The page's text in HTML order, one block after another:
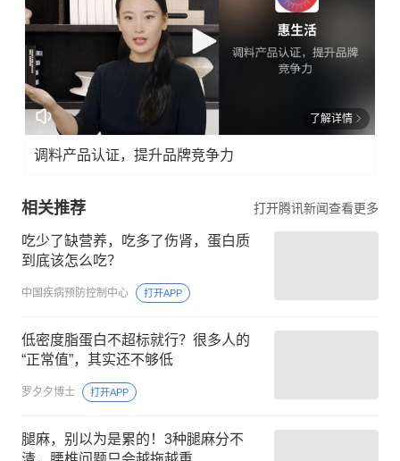
了解详情
调料产品认证，提升品牌竞争力
相关推荐 打开腾讯新闻查看更多
吃少了缺营养，吃多了伤肾，蛋白质
到底该怎么吃？
中国疾病预防控制中心 打开APP
低密度脂蛋白不超标就行？很多人的
“正常值”，其实还不够低
罗夕夕博士 打开APP
腿麻，别以为是累的！3种腿麻分不